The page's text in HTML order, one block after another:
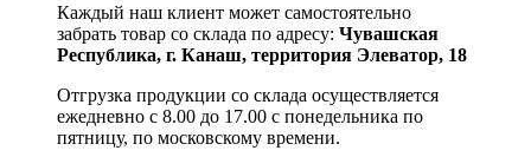
Каждый наш клиент может самостоятельно
забрать товар со склада по адресу: Чувашская
Республика, г. Канаш, территория Элеватор, 18
Отгрузка продукции со склада осуществляется
ежедневно с 8.00 до 17.00 с понедельника по
пятницу, по московскому времени.